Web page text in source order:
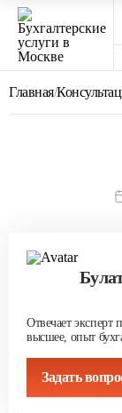
Главная/
Отвечает эксперт
высшее, опыт
Задать